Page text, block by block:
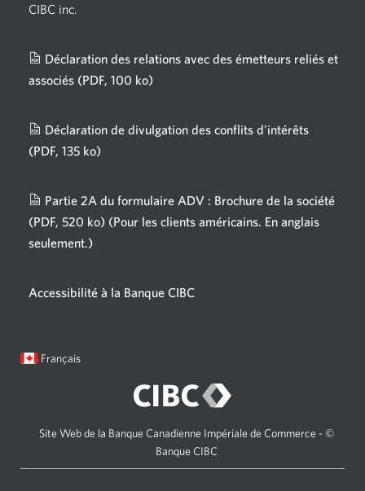
CIBC inc.
Déclaration des relations avec des émetteurs reliés et
associés (PDF, 100 ko)
fenêtre
Déclaration de divulgation des conflits d'intérêts
(PDF, 135 ko)
fenêtre
s'affichera.
Partie 2A du formulaire ADV : Brochure de la société
(PDF, 520 ko) (Pour les clients américains. En anglais
seulement.)
fenêtre
Accessibilité à la Banque CIBC
Langue
Français
Site Web de la Banque Canadienne Impériale de Commerce - ©
Banque CIBC